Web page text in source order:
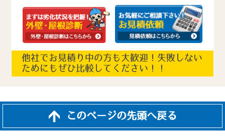
他社でお見積り中の方も大歓迎！失敗しない
ためにもぜひ比較してください！！
このページの先頭へ戻る